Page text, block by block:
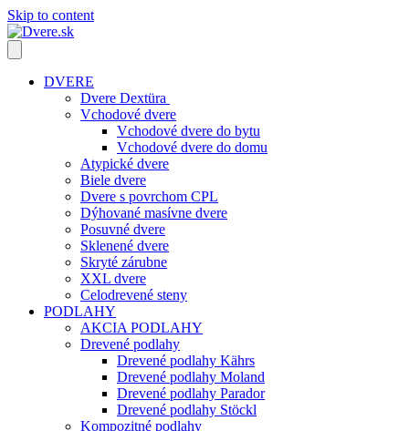
Skip to content
DVERE
Dvere Dextüra
Vchodové dvere
Vchodové dvere do bytu
Vchodové dvere do domu
Atypické dvere
Biele dvere
Dvere s povrchom CPL
Dýhované masívne dvere
Posuvné dvere
Sklenené dvere
Skryté zárubne
XXL dvere
Celodrevené steny
PODLAHY
AKCIA PODLAHY
Drevené podlahy
Drevené podlahy Kährs
Drevené podlahy Moland
Drevené podlahy Parador
Drevené podlahy Stöckl
Kompozitné podlahy